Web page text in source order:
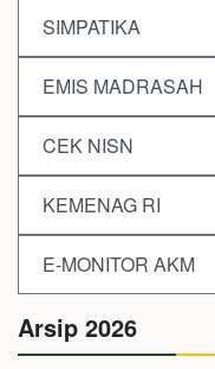
SIMPATIKA
EMIS MADRASAH
CEK NISN
KEMENAG RI
E-MONITOR AKM
Arsip 2026